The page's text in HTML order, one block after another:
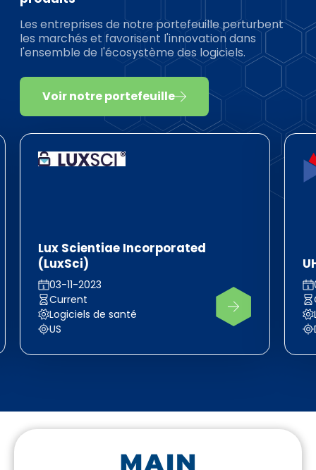
Les entreprises de notre portefeuille perturbent
les marchés et favorisent l'innovation dans
l'ensemble de l'écosystème des logiciels.
Voir notre portefeuille
Lux Scientiae Incorporated
(LuxSci)
03-11-2023
Current
Logiciels de santé
US